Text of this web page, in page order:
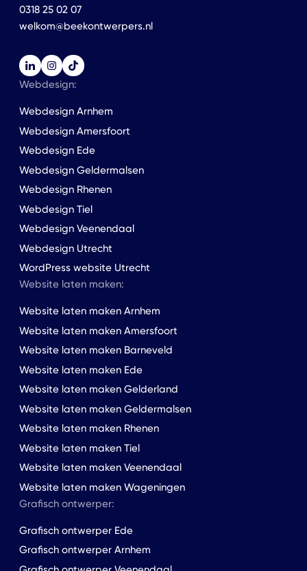
0318 25 02 07
welkom@beekontwerpers.nl
Webdesign:
Webdesign Arnhem
Webdesign Amersfoort
Webdesign Ede
Webdesign Geldermalsen
Webdesign Rhenen
Webdesign Tiel
Webdesign Veenendaal
Webdesign Utrecht
WordPress website Utrecht
Website laten maken:
Website laten maken Arnhem
Website laten maken Amersfoort
Website laten maken Barneveld
Website laten maken Ede
Website laten maken Gelderland
Website laten maken Geldermalsen
Website laten maken Rhenen
Website laten maken Tiel
Website laten maken Veenendaal
Website laten maken Wageningen
Grafisch ontwerper:
Grafisch ontwerper Ede
Grafisch ontwerper Arnhem